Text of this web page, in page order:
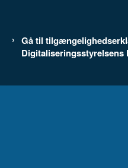
Gå til
Digitaliseringsstyrelsens